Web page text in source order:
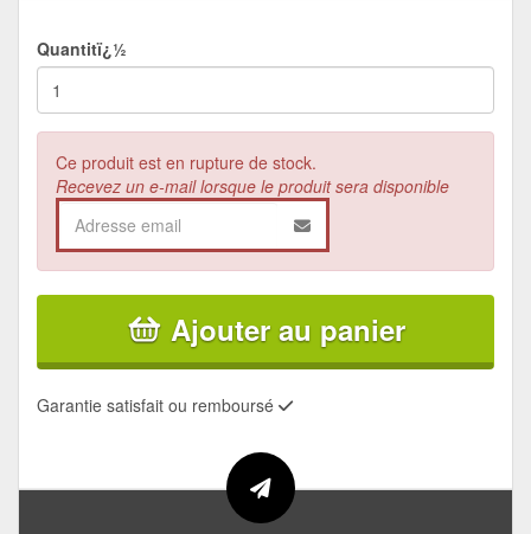
Quantitï¿½
Ce produit est en rupture de stock.
Recevez un e-mail lorsque le produit sera disponible
Ajouter au panier
Garantie satisfait ou remboursé